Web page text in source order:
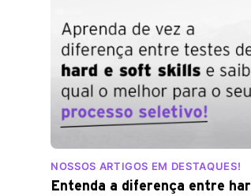
NOSSOS ARTIGOS EM DESTAQUES!
Entenda a diferença entre